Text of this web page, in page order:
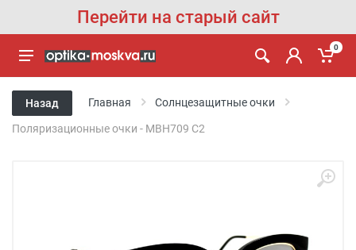
Перейти на старый сайт
0
Назад Главная Солнцезащитные очки
Поляризационные очки - MBH709 C2